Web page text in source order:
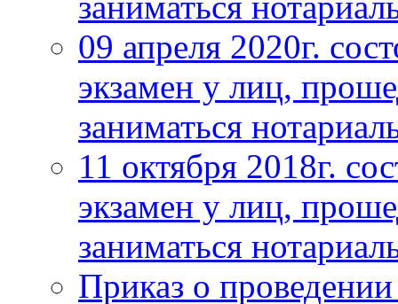
09 апреля 2020г.
экзамен у лиц,
заниматься
11 октября 2018г.
экзамен у лиц,
заниматься
Приказ о